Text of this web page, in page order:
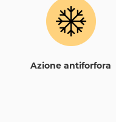
Azione antiforfora